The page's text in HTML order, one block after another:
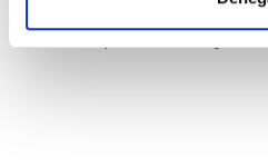
Los productos marcados